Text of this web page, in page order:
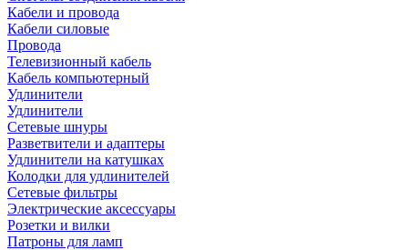
Кабели и провода
Кабели силовые
Провода
Телевизионный кабель
Кабель компьютерный
Удлинители
Удлинители
Сетевые шнуры
Разветвители и адаптеры
Удлинители на катушках
Колодки для удлинителей
Сетевые фильтры
Электрические аксессуары
Розетки и вилки
Патроны для ламп